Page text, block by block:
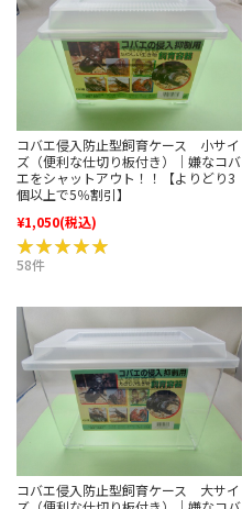
コバエ侵入防止型飼育ケース 小サイ
ズ（便利な仕切り板付き）｜嫌なコバ
エをシャットアウト！！【よりどり3
個以上で5％割引】
¥1,050(税込)
★★★★★
★★★★★
58件
コバエ侵入防止型飼育ケース 大サイ